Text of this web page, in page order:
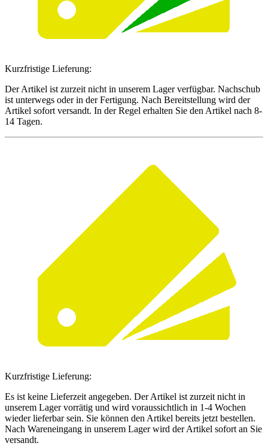
Kurzfristige Lieferung:
Der Artikel ist zurzeit nicht in unserem Lager verfügbar. Nachschub
ist unterwegs oder in der Fertigung. Nach Bereitstellung wird der
Artikel sofort versandt. In der Regel erhalten Sie den Artikel nach 8-
14 Tagen.
Kurzfristige Lieferung:
Es ist keine Lieferzeit angegeben. Der Artikel ist zurzeit nicht in
unserem Lager vorrätig und wird voraussichtlich in 1-4 Wochen
wieder lieferbar sein. Sie können den Artikel bereits jetzt bestellen.
Nach Wareneingang in unserem Lager wird der Artikel sofort an Sie
versandt.